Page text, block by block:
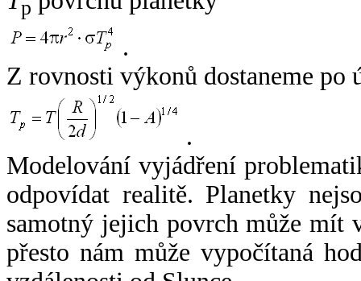
p
.
Z rovnosti výkonů dostaneme po
.
Modelování vyjádření
odpovídat realitě. Planetky
samotný jejich povrch může mít
přesto nám může vypočítaná